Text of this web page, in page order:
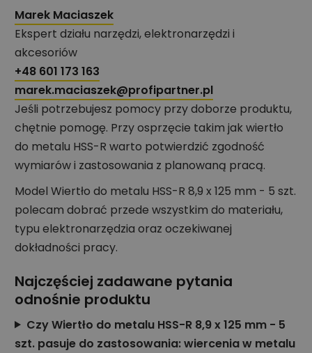
Marek Maciaszek
Ekspert działu narzędzi, elektronarzędzi i
akcesoriów
+48 601 173 163
marek.maciaszek@profipartner.pl
Jeśli potrzebujesz pomocy przy doborze produktu,
chętnie pomogę. Przy osprzęcie takim jak wiertło
do metalu HSS-R warto potwierdzić zgodność
wymiarów i zastosowania z planowaną pracą.
Model Wiertło do metalu HSS-R 8,9 x 125 mm - 5 szt.
polecam dobrać przede wszystkim do materiału,
typu elektronarzędzia oraz oczekiwanej
dokładności pracy.
Najczęściej zadawane pytania
odnośnie produktu
Czy Wiertło do metalu HSS-R 8,9 x 125 mm - 5
szt. pasuje do zastosowania: wiercenia w metalu